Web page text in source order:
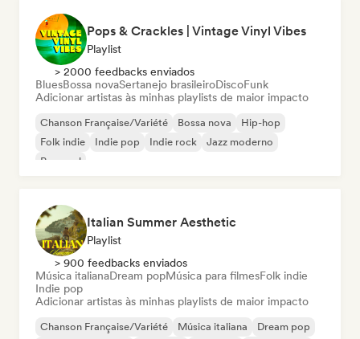
Pops & Crackles | Vintage Vinyl Vibes
Playlist
> 2000 feedbacks enviados
BluesBossa novaSertanejo brasileiroDiscoFunk
Adicionar artistas às minhas playlists de maior impacto
Chanson Française/Variété Bossa nova
Hip-hop
Folk indie
Indie pop Indie rock
Jazz moderno
Pop soul
Italian Summer Aesthetic
Playlist
> 900 feedbacks enviados
Música italianaDream popMúsica para filmesFolk indie
Indie pop
Adicionar artistas às minhas playlists de maior impacto
Chanson Française/Variété Música italiana
Dream pop